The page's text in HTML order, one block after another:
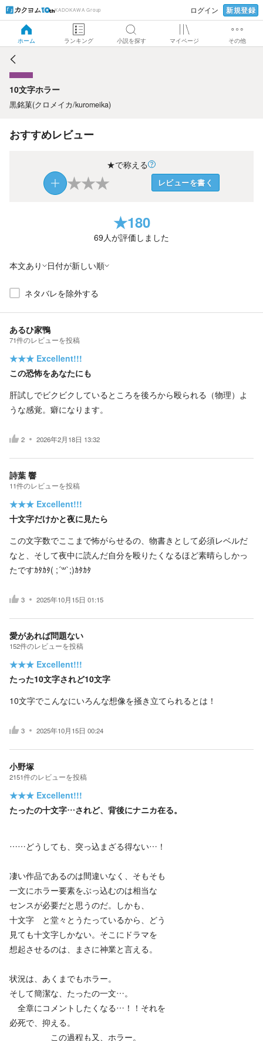
KADOKAWA Group ログイン 新規登録
ホーム ランキング 小説を探す マイページ その他
10文字ホラー
10文字ホラー
黒銘菓(クロメイカ/kuromeika)
おすすめレビュー
★で称える
★★★ レビューを書く
★180
69人が評価しました
本文あり 日付が新しい順
ネタバレを除外する
あるひ家鴨
71件のレビューを投稿
★★★ Excellent!!!
この恐怖をあなたにも
肝試しでビクビクしているところを後ろから殴られる（物理）よ
うな感覚。癖になります。
2 2026年2月18日 13:32
詩葉 響
11件のレビューを投稿
★★★ Excellent!!!
十文字だけかと夜に見たら
この文字数でここまで怖がらせるの、物書きとして必須レベルだ
なと、そして夜中に読んだ自分を殴りたくなるほど素晴らしかっ
たですｶﾀｶﾀ( ;´꒳`;)ｶﾀｶﾀ
3 2025年10月15日 01:15
愛があれば問題ない
152件のレビューを投稿
★★★ Excellent!!!
たった10文字されど10文字
10文字でこんなにいろんな想像を掻き立てられるとは！
3 2025年10月15日 00:24
小野塚
2151件のレビューを投稿
★★★ Excellent!!!
たったの十文字…されど、背後にナニカ在る。
……どうしても、突っ込まざる得ない…！
凄い作品であるのは間違いなく、そもそも
一文にホラー要素をぶっ込むのは相当な
センスが必要だと思うのだ。しかも、
十文字 と堂々とうたっているから、どう
見ても十文字しかない。そこにドラマを
想起させるのは、まさに神業と言える。
状況は、あくまでもホラー。
そして簡潔な、たったの一文…。
全章にコメントしたくなる…！！それを
必死で、抑える。
この過程も又、ホラー。